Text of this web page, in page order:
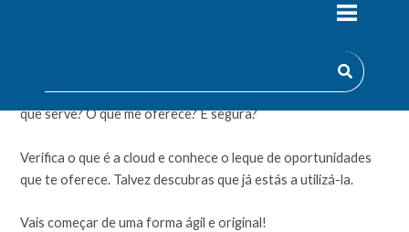
Utilizas os serviços da cloud sem saber? O que é a cloud? Para
que serve? O que me oferece? É segura?
Verifica o que é a cloud e conhece o leque de oportunidades
que te oferece. Talvez descubras que já estás a utilizá-la.
Vais começar de uma forma ágil e original!